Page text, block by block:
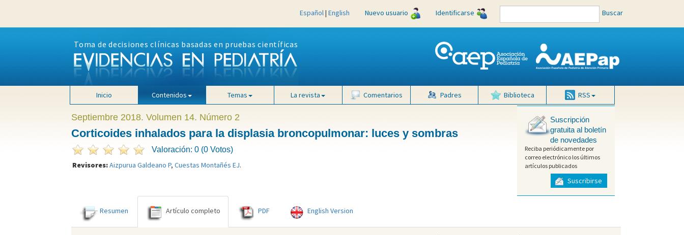
Español| English Nuevo usuario Identificarse Buscar
Toma de decisiones clínicas basadas en pruebas científicas
Inicio Contenidos Temas La revista Comentarios Padres Biblioteca RSS
Septiembre 2018. Volumen 14. Número 2
Corticoides inhalados para la displasia broncopulmonar: luces y sombras
Valoración: 0 (0 Votos)
Revisores:Aizpurua Galdeano P, Cuestas Montañés EJ.
Suscripción
gratuita al boletín
de novedades
Reciba periódicamente por
correo electrónico los últimos
artículos publicados
Suscribirse
Resumen Artículo completo PDF English Version